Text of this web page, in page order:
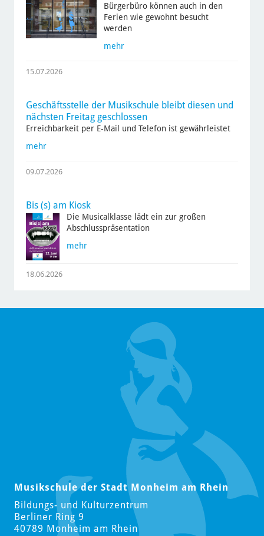
Bürgerbüro können auch in den
Ferien wie gewohnt besucht
werden
mehr
15.07.2026
Geschäftsstelle der Musikschule bleibt diesen und
nächsten Freitag geschlossen
Erreichbarkeit per E-Mail und Telefon ist gewährleistet
mehr
09.07.2026
Bis (s) am Kiosk
Die Musicalklasse lädt ein zur großen
Abschlusspräsentation
mehr
18.06.2026
Musikschule der Stadt Monheim am Rhein
Bildungs- und Kulturzentrum
Berliner Ring 9
40789 Monheim am Rhein